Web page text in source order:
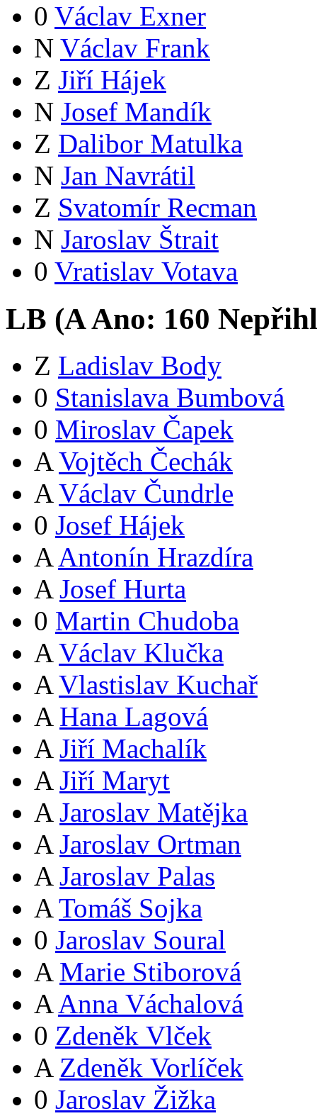
0 Václav Exner
N Václav Frank
Z Jiří Hájek
N Josef Mandík
Z Dalibor Matulka
N Jan Navrátil
Z Svatomír Recman
N Jaroslav Štrait
0 Vratislav Votava
LB (AAno: 160
Z Ladislav Body
0 Stanislava Bumbová
0 Miroslav Čapek
A Vojtěch Čechák
A Václav Čundrle
0 Josef Hájek
A Antonín Hrazdíra
A Josef Hurta
0 Martin Chudoba
A Václav Klučka
A Vlastislav Kuchař
A Hana Lagová
A Jiří Machalík
A Jiří Maryt
A Jaroslav Matějka
A Jaroslav Ortman
A Jaroslav Palas
A Tomáš Sojka
0 Jaroslav Soural
A Marie Stiborová
A Anna Váchalová
0 Zdeněk Vlček
A Zdeněk Vorlíček
0 Jaroslav Žižka